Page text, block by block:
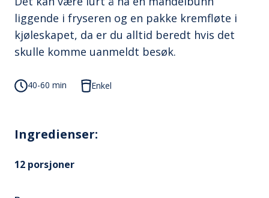
liggende i fryseren og en pakke kremfløte i
kjøleskapet, da er du alltid beredt hvis det
skulle komme uanmeldt besøk.
40-60 min Enkel
Ingredienser:
12 porsjoner